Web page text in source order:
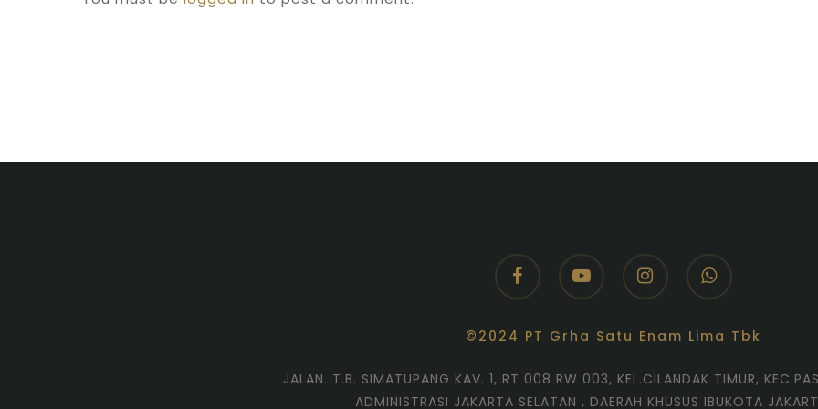
facebookyoutube instagramwhatsapp
©2024 PT Grha Satu Enam Lima Tbk
JALAN. T.B. SIMATUPANG KAV. 1, RT 008 RW 003, KEL.CILANDAK TIMUR,
ADMINISTRASI JAKARTA SELATAN , DAERAH KHUSUS IBUKOTA